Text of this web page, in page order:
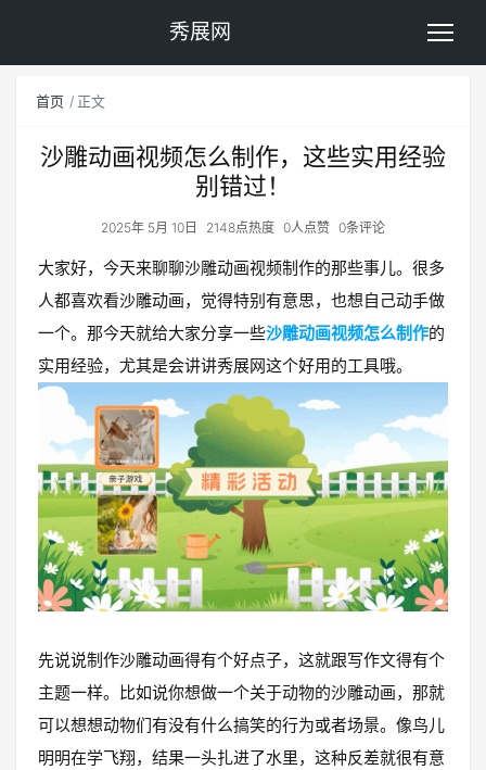
秀展网
首页 正文
沙雕动画视频怎么制作，这些实用经验
别错过！
2025年 5月 10日 2148点热度 0人点赞 0条评论
大家好，今天来聊聊沙雕动画视频制作的那些事儿。很多
人都喜欢看沙雕动画，觉得特别有意思，也想自己动手做
一个。那今天就给大家分享一些沙雕动画视频怎么制作的
实用经验，尤其是会讲讲秀展网这个好用的工具哦。
先说说制作沙雕动画得有个好点子，这就跟写作文得有个
主题一样。比如说你想做一个关于动物的沙雕动画，那就
可以想想动物们有没有什么搞笑的行为或者场景。像鸟儿
明明在学飞翔，结果一头扎进了水里，这种反差就很有意